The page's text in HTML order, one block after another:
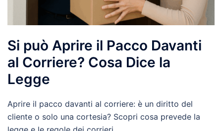
Si può Aprire il Pacco Davanti
al Corriere? Cosa Dice la
Legge
Aprire il pacco davanti al corriere: è un diritto del
cliente o solo una cortesia? Scopri cosa prevede la